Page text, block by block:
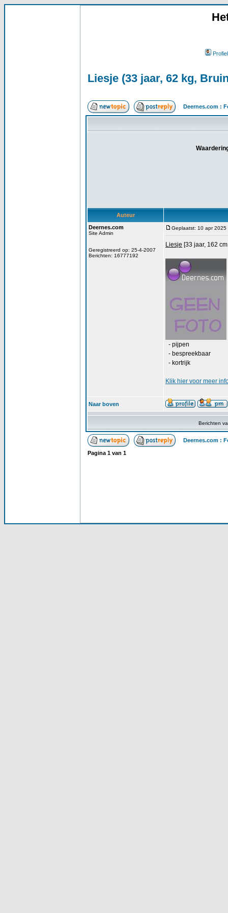
Profiel
Liesje (33 jaar, 62 kg,
Deernes.com :
Auteur
Deernes.com
Site Admin
Geregistreerd op: 25-4-2007
Berichten: 16777192
Geplaatst: 10 apr 2025
Liesje [33 jaar, 162
- pijpen
- bespreekbaar
- kortrijk
Klik hier voor meer
Naar boven
Berichten
Deernes.com :
Pagina 1 van 1